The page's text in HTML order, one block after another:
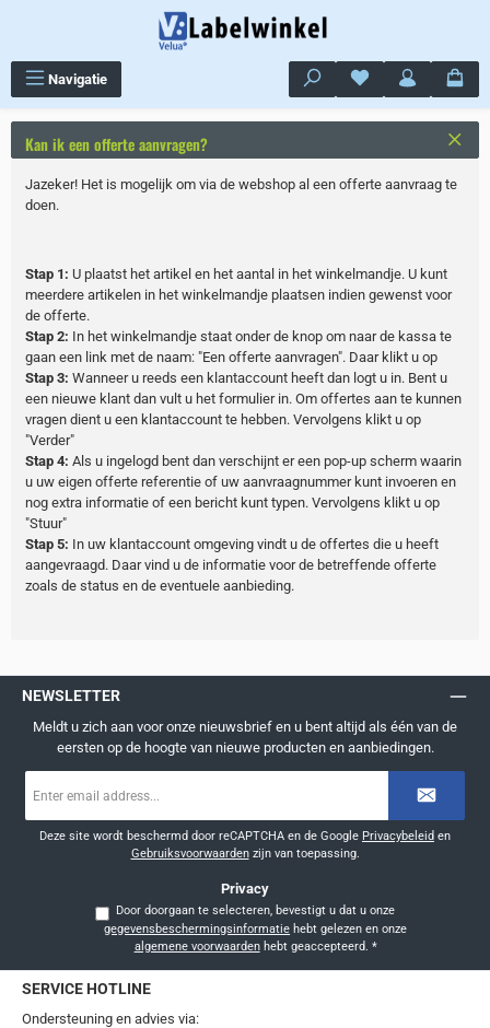
Navigatie Je hebt 0 items op
Kan ik een offerte aanvragen?
Jazeker! Het is mogelijk om via de webshop al een offerte aanvraag te
doen.
Stap 1: U plaatst het artikel en het aantal in het winkelmandje. U kunt
meerdere artikelen in het winkelmandje plaatsen indien gewenst voor
de offerte.
Stap 2: In het winkelmandje staat onder de knop om naar de kassa te
gaan een link met de naam: "Een offerte aanvragen". Daar klikt u op
Stap 3: Wanneer u reeds een klantaccount heeft dan logt u in. Bent u
een nieuwe klant dan vult u het formulier in. Om offertes aan te kunnen
vragen dient u een klantaccount te hebben. Vervolgens klikt u op
"Verder"
Stap 4: Als u ingelogd bent dan verschijnt er een pop-up scherm waarin
u uw eigen offerte referentie of uw aanvraagnummer kunt invoeren en
nog extra informatie of een bericht kunt typen. Vervolgens klikt u op
"Stuur"
Stap 5: In uw klantaccount omgeving vindt u de offertes die u heeft
aangevraagd. Daar vind u de informatie voor de betreffende offerte
zoals de status en de eventuele aanbieding.
NEWSLETTER
Meldt u zich aan voor onze nieuwsbrief en u bent altijd als één van de
eersten op de hoogte van nieuwe producten en aanbiedingen.
mailadres
Deze site wordt beschermd door reCAPTCHA en de Google Privacybeleid en
Gebruiksvoorwaardenzijn van toepassing.
Privacy
Door doorgaan te selecteren, bevestigt u dat u onze
gegevensbeschermingsinformatie
algemene voorwaardenhebt geaccepteerd. *
SERVICE HOTLINE
Ondersteuning en advies via: